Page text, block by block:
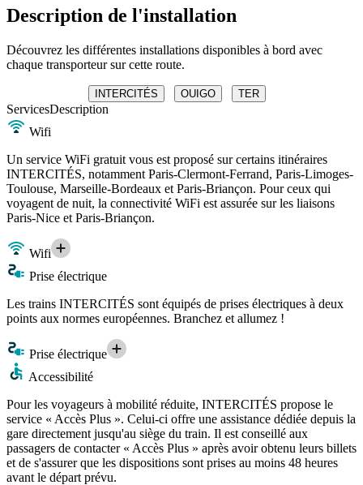
Description de l'installation
Découvrez les différentes installations disponibles à bord avec
chaque transporteur sur cette route.
INTERCITÉS OUIGO TER
ServicesDescription
Wifi
Un service WiFi gratuit vous est proposé sur certains itinéraires
INTERCITÉS, notamment Paris-Clermont-Ferrand, Paris-Limoges-
Toulouse, Marseille-Bordeaux et Paris-Briançon. Pour ceux qui
voyagent de nuit, la connectivité WiFi est assurée sur les liaisons
Paris-Nice et Paris-Briançon.
Wifi
Prise électrique
Les trains INTERCITÉS sont équipés de prises électriques à deux
points aux normes européennes. Branchez et allumez !
Prise électrique
Accessibilité
Pour les voyageurs à mobilité réduite, INTERCITÉS propose le
service « Accès Plus ». Celui-ci offre une assistance dédiée depuis la
gare directement jusqu'au siège du train. Il est conseillé aux
passagers de contacter « Accès Plus » après avoir obtenu leurs billets
et de s'assurer que les dispositions sont prises au moins 48 heures
avant le départ prévu.